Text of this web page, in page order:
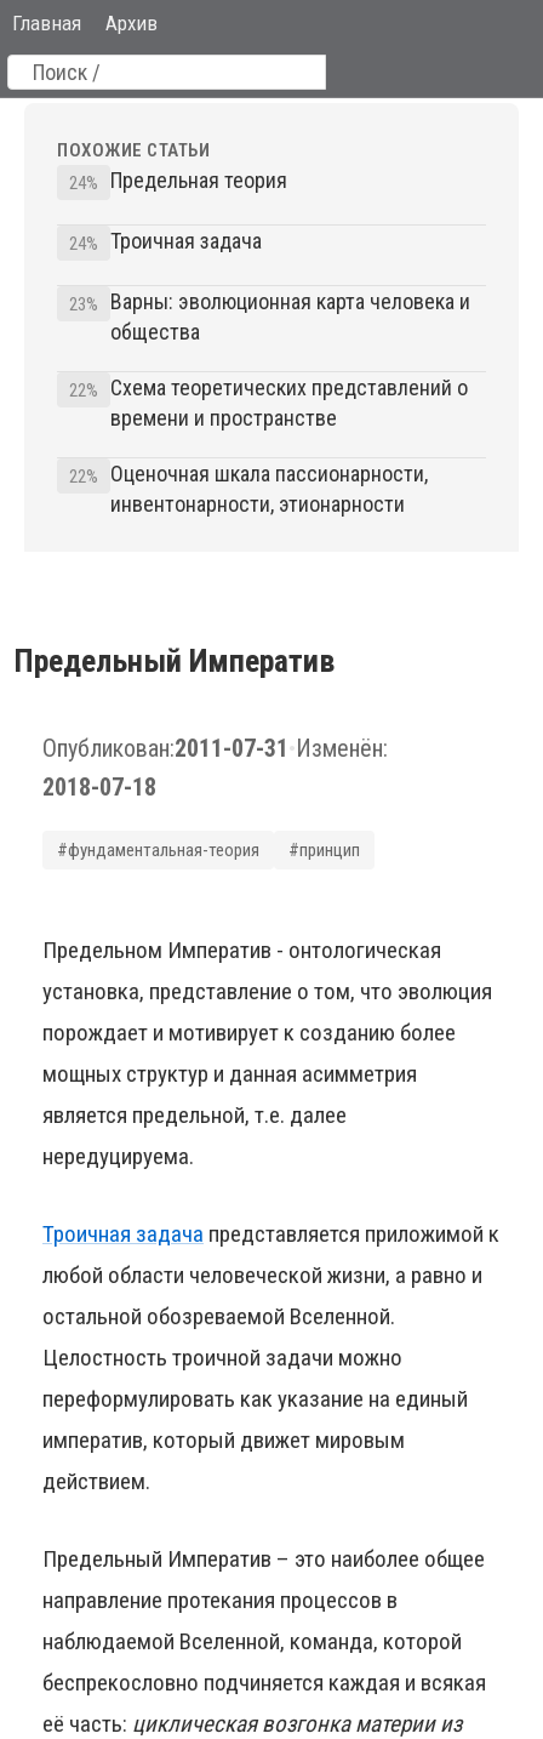
Главная Архив
ПОХОЖИЕ СТАТЬИ
24%
Предельная теория
24% Троичная задача
23%
Варны: эволюционная карта человека и
общества
22%
Схема теоретических представлений о
времени и пространстве
22%
Оценочная шкала пассионарности,
инвентонарности, этионарности
Предельный Императив
Опубликован:2011-07-31•Изменён:
2018-07-18
#фундаментальная-теория #принцип
Предельном Императив - онтологическая
установка, представление о том, что эволюция
порождает и мотивирует к созданию более
мощных структур и данная асимметрия
является предельной, т.е. далее
нередуцируема.
Троичная задача представляется приложимой к
любой области человеческой жизни, а равно и
остальной обозреваемой Вселенной.
Целостность троичной задачи можно
переформулировать как указание на единый
императив, который движет мировым
действием.
Предельный Императив – это наиболее общее
направление протекания процессов в
наблюдаемой Вселенной, команда, которой
беспрекословно подчиняется каждая и всякая
её часть: циклическая возгонка материи из